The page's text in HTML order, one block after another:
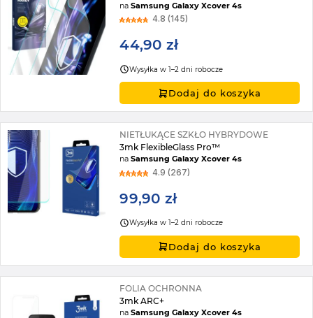
naSamsung Galaxy Xcover 4s
4.8 (145)
44,90 zł
Wysyłka w 1–2 dni robocze
Dodaj do koszyka
NIETŁUKĄCE SZKŁO HYBRYDOWE
3mk FlexibleGlass Pro™
naSamsung Galaxy Xcover 4s
4.9 (267)
99,90 zł
Wysyłka w 1–2 dni robocze
Dodaj do koszyka
FOLIA OCHRONNA
3mk ARC+
naSamsung Galaxy Xcover 4s